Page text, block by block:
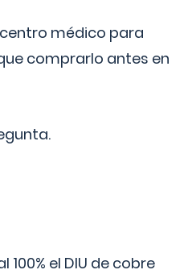
médico para
comprarlo antes en
el DIU de cobre